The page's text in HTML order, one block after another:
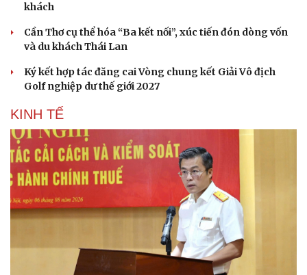
Văn hóa
Sân khấu - Điện ảnh
Âm nhạc
Di sản
Giải trí
khách
Cần Thơ cụ thể hóa “Ba kết nối”, xúc tiến đón dòng vốn
và du khách Thái Lan
Ký kết hợp tác đăng cai Vòng chung kết Giải Vô địch
Golf nghiệp dư thế giới 2027
KINH TẾ